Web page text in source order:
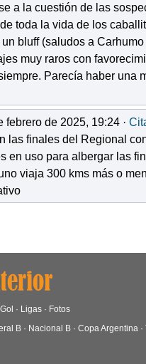
a la cuestión de las
toda la vida de los
bluff (saludos a
muy raros con
Parecía haber una
febrero de 2025, 19:24 ·
las finales del Regional
en uso para albergar las
viaja 300 kms más o
· Ligas · Fotos
B · Nacional B · Copa Argentina ·